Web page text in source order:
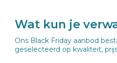
Wat kun je
Ons Black Friday aanbod
geselecteerd op kwaliteit,